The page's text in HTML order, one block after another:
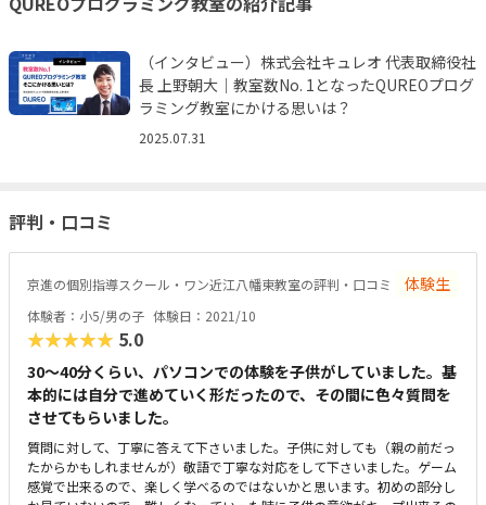
（インタビュー）株式会社キュレオ 代表取締役社
長 上野朝大｜教室数No. 1となったQUREOプログ
ラミング教室にかける思いは？
2025.07.31
評判・口コミ
京進の個別指導スクール・ワン近江八幡東教室の評判・口コミ 体験生
体験者：小5/男の子 体験日：2021/10
★★★★★ 5.0
30〜40分くらい、パソコンでの体験を子供がしていました。基
本的には自分で進めていく形だったので、その間に色々質問を
させてもらいました。
質問に対して、丁寧に答えて下さいました。子供に対しても（親の前だっ
たからかもしれませんが）敬語で丁寧な対応をして下さいました。ゲーム
感覚で出来るので、楽しく学べるのではないかと思います。初めの部分し